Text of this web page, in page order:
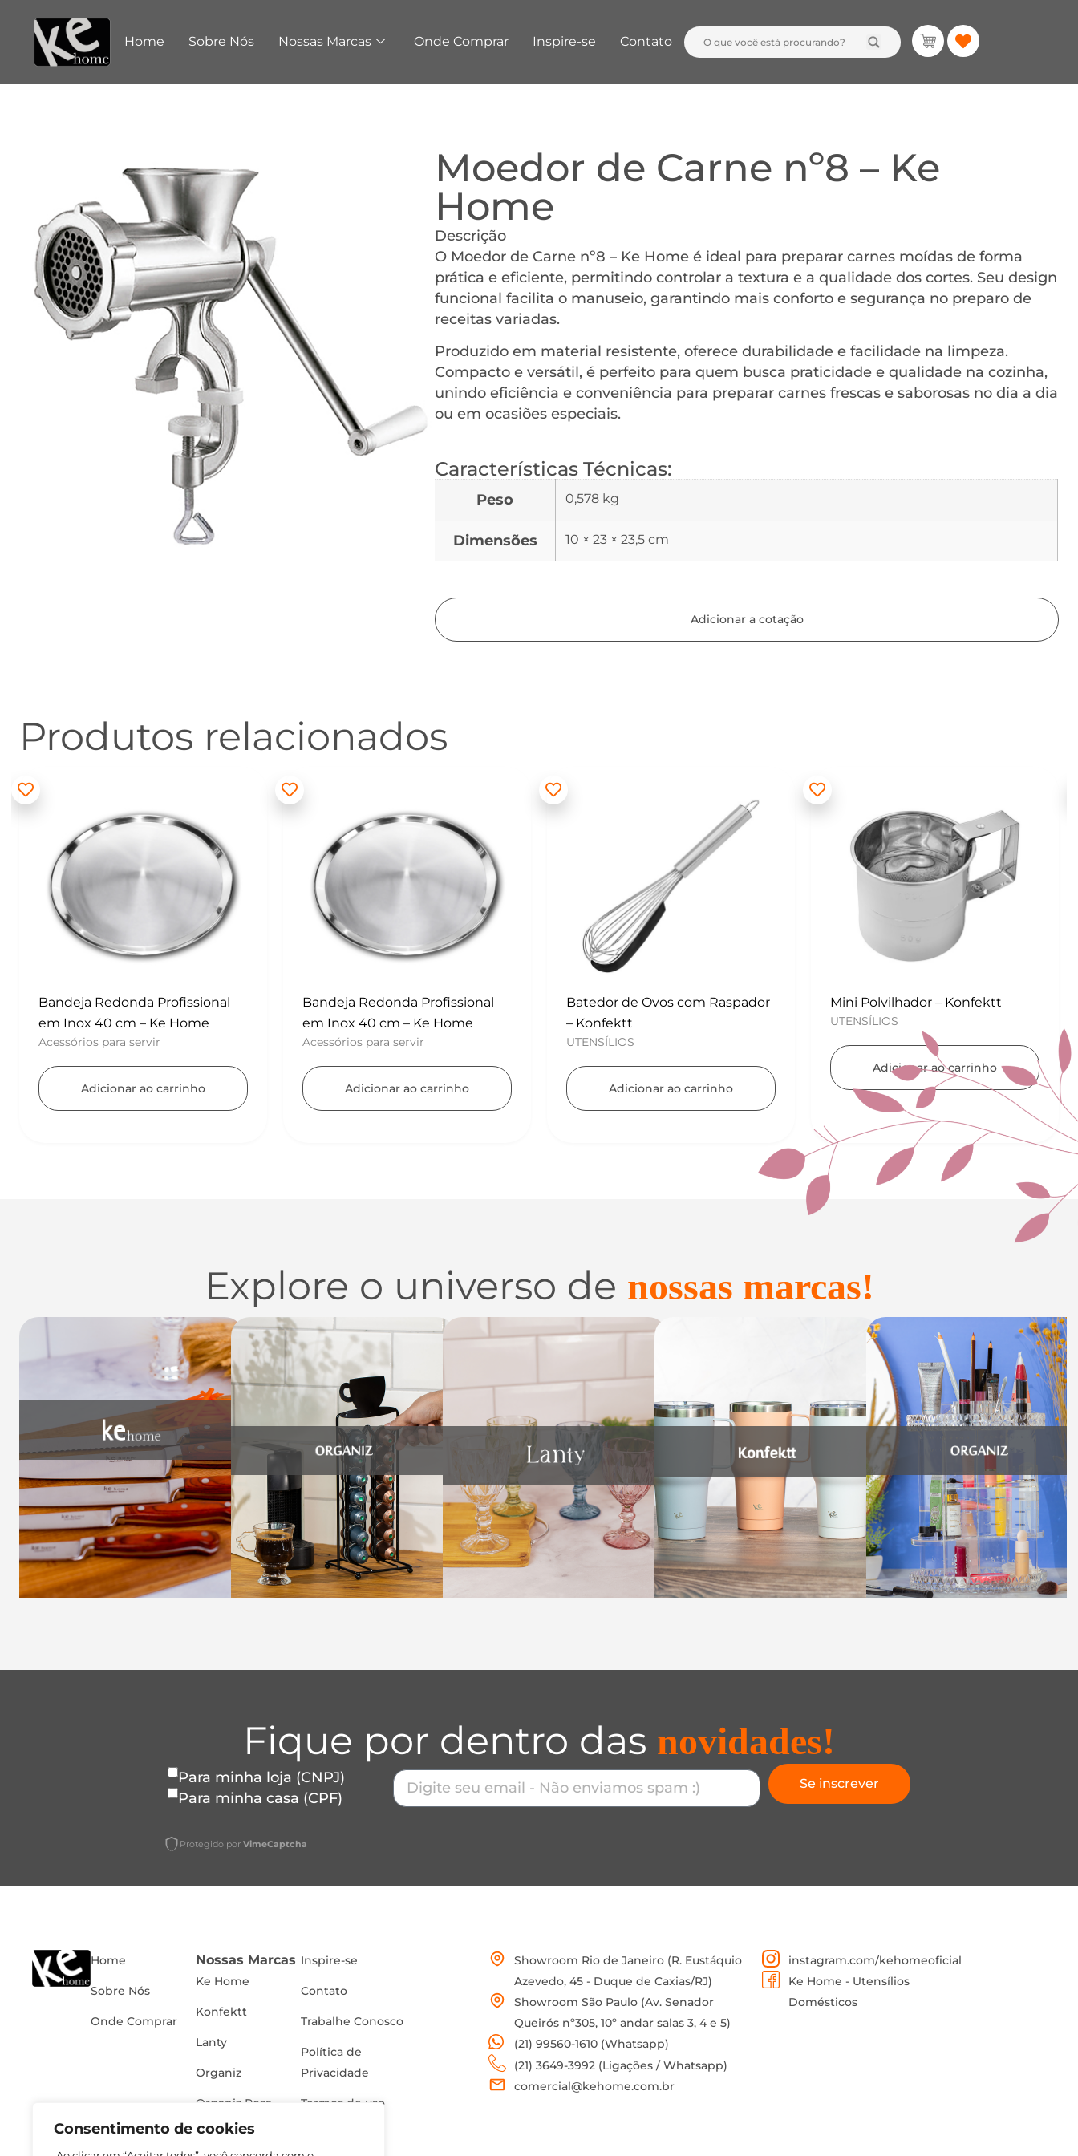
Consentimento de cookies
Home Sobre Nós Nossas Marcas Onde Comprar Inspire-se Contato
Moedor de Carne nº8 – Ke
Home
Descrição
O Moedor de Carne nº8 – Ke Home é ideal para preparar carnes moídas de forma
prática e eficiente, permitindo controlar a textura e a qualidade dos cortes. Seu design
funcional facilita o manuseio, garantindo mais conforto e segurança no preparo de
receitas variadas.
Produzido em material resistente, oferece durabilidade e facilidade na limpeza.
Compacto e versátil, é perfeito para quem busca praticidade e qualidade na cozinha,
unindo eficiência e conveniência para preparar carnes frescas e saborosas no dia a dia
ou em ocasiões especiais.
Características Técnicas:
Peso 0,578 kg
Dimensões 10 × 23 × 23,5 cm
Adicionar a cotação
Produtos relacionados
Bandeja Redonda Profissional
em Inox 40 cm – Ke Home
Acessórios para servir
Adicionar ao carrinho
Batedor de Ovos com Raspador
– Konfektt
UTENSÍLIOS
Adicionar ao carrinho
Mini Polvilhador – Konfektt
UTENSÍLIOS
Adicionar ao carrinho
Kit para Copos de Massa 2 peças
– Konfektt
UTENSÍLIOS
Adicionar ao carrinho
Explore o universo de nossas marcas!
Utensílios do Lar
Casa e
Organização
Vidro
Acessórios
inteligentes
Fique por dentro das novidades!
Para minha loja (CNPJ)
Para minha casa (CPF)
Se inscrever
Protegido por VimeCaptcha
Home
Sobre Nós
Onde Comprar
Nossas Marcas
Ke Home
Konfektt
Lanty
Organiz
Organiz Rosa
Inspire-se
Contato
Trabalhe Conosco
Política de
Privacidade
Termos de uso
Showroom Rio de Janeiro (R. Eustáquio
Azevedo, 45 - Duque de Caxias/RJ)
Showroom São Paulo (Av. Senador
Queirós nº305, 10º andar salas 3, 4 e 5)
(21) 99560-1610 (Whatsapp)
(21) 3649-3992 (Ligações / Whatsapp)
comercial@kehome.com.br
instagram.com/kehomeoficial
Ke Home - Utensílios
Domésticos